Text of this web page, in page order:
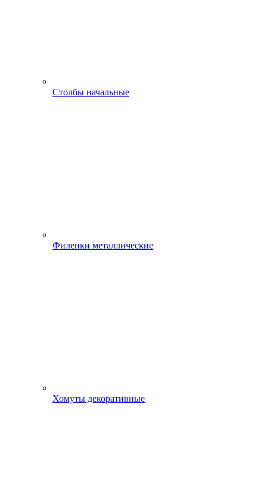
Столбы начальные
Филенки металлические
Хомуты декоративные